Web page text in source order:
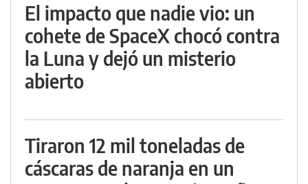
El impacto que nadie vio: un
cohete de SpaceX chocó contra
la Luna y dejó un misterio
abierto
Tiraron 12 mil toneladas de
cáscaras de naranja en un